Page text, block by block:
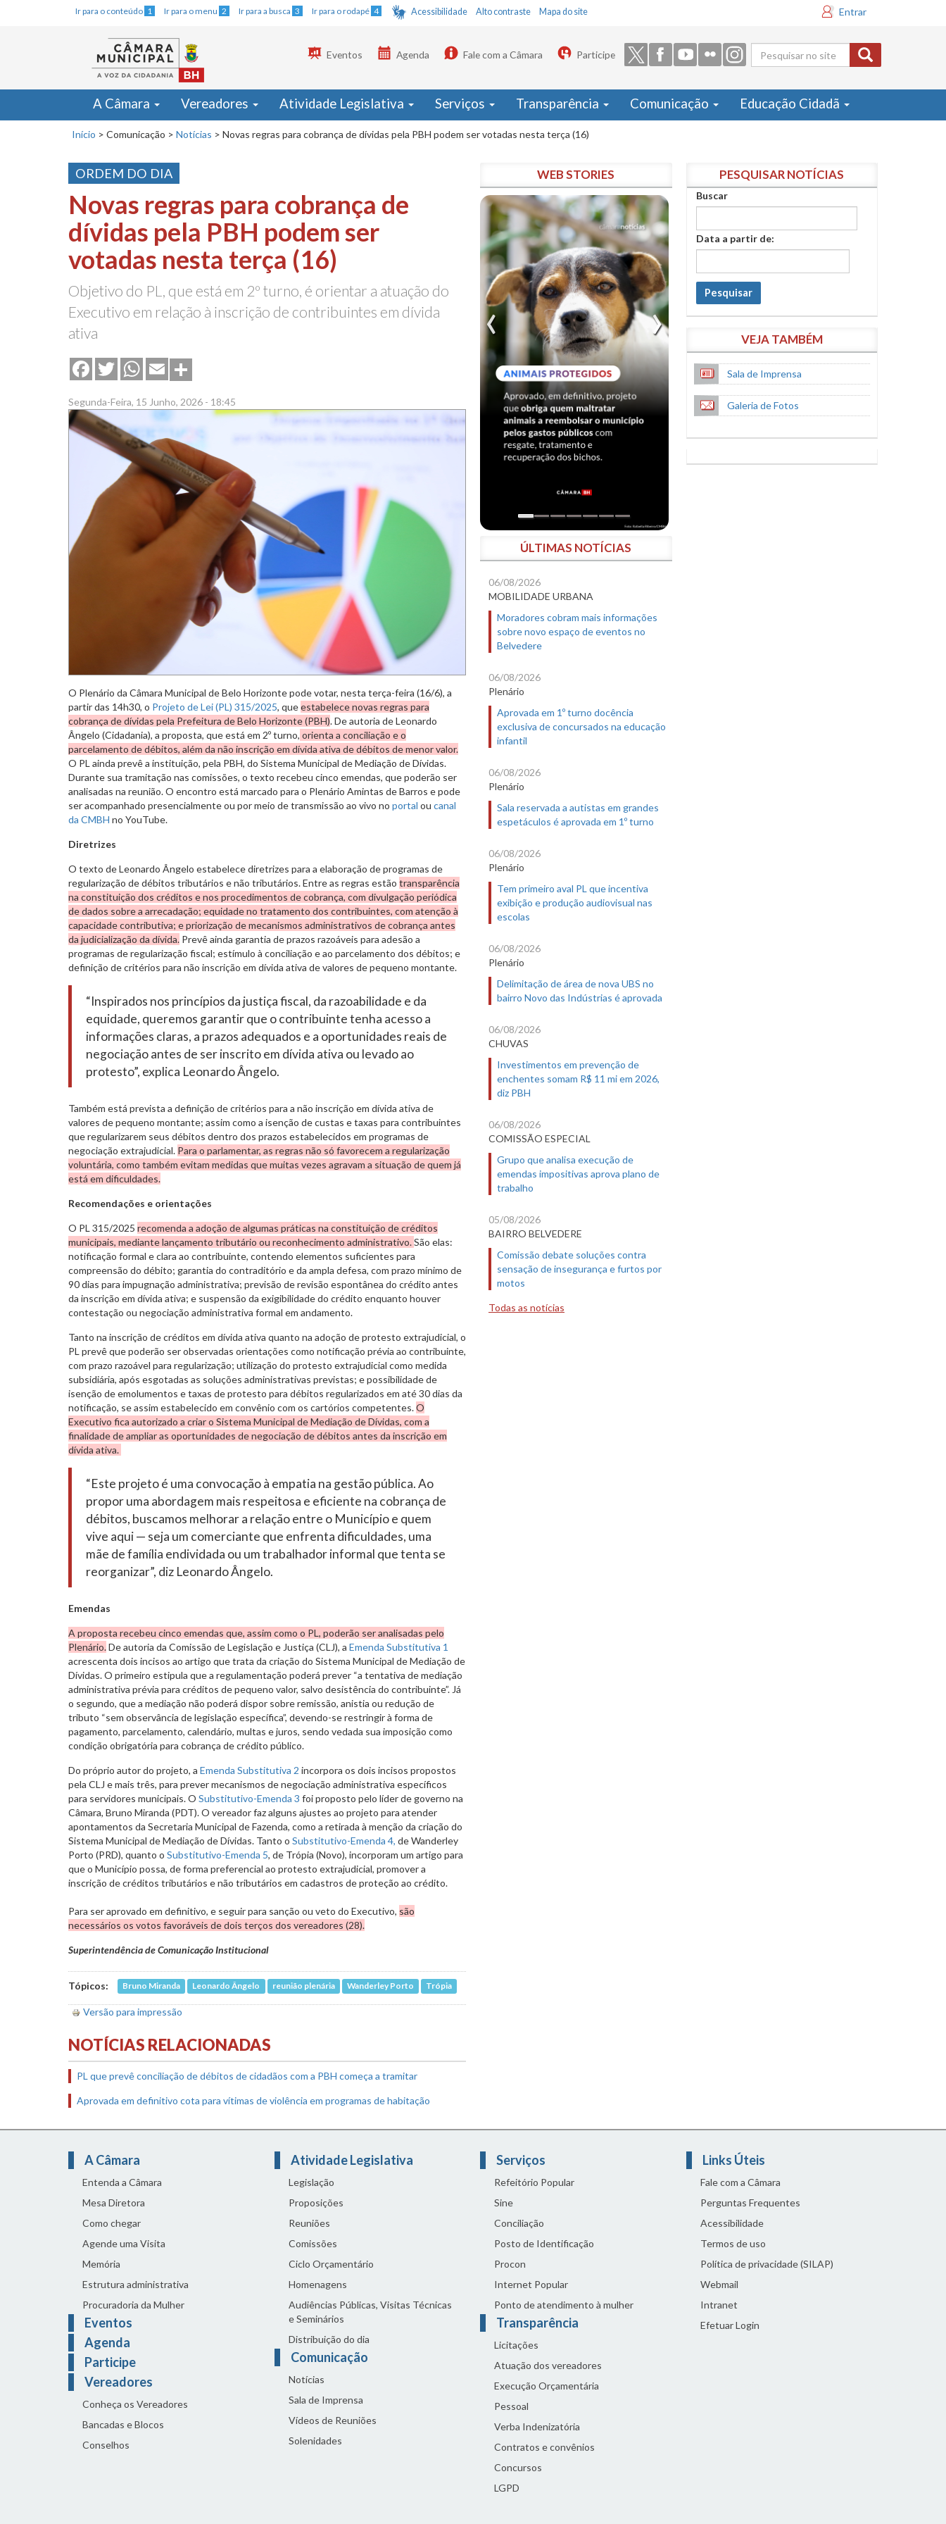
Ir para o conteúdo 1 Ir para o menu 2 Ir para a busca 3 Ir para o rodapé 4 Acessibilidade Alto contraste Mapa do site Entrar
Formulário
de busca
Eventos Agenda Fale com a Câmara Participe
A Câmara Vereadores Atividade Legislativa Serviços Transparência Comunicação Educação Cidadã
Início > Comunicação > Notícias > Novas regras para cobrança de dívidas pela PBH podem ser votadas nesta terça (16)
ORDEM DO DIA
Novas regras para cobrança de
dívidas pela PBH podem ser
votadas nesta terça (16)
Objetivo do PL, que está em 2º turno, é orientar a atuação do
Executivo em relação à inscrição de contribuintes em dívida
ativa
FacebookTwitterWhatsApp
Email
Segunda-Feira, 15 Junho, 2026 - 18:45
O Plenário da Câmara Municipal de Belo Horizonte pode votar, nesta terça-feira (16/6), a
partir das 14h30, o Projeto de Lei (PL) 315/2025, queestabelece novas regras para
cobrança de dívidas pela Prefeitura de Belo Horizonte (PBH). De autoria de Leonardo
Ângelo (Cidadania), a proposta, que está em 2º turno, orienta a conciliação e o
parcelamento de débitos, além da não inscrição em dívida ativa de débitos de menor valor.
O PL ainda prevê a instituição, pela PBH, do Sistema Municipal de Mediação de Dívidas.
Durante sua tramitação nas comissões, o texto recebeu cinco emendas, que poderão ser
analisadas na reunião. O encontro está marcado para o Plenário Amintas de Barros e pode
ser acompanhado presencialmente ou por meio de transmissão ao vivo no portal ou canal
da CMBH no YouTube.
Diretrizes
O texto de Leonardo Ângelo estabelece diretrizes para a elaboração de programas de
regularização de débitos tributários e não tributários. Entre as regras estão transparência
na constituição dos créditos e nos procedimentos de cobrança, com divulgação periódica
de dados sobre a arrecadação; equidade no tratamento dos contribuintes, com atenção à
capacidade contributiva; e priorização de mecanismos administrativos de cobrança antes
da judicialização da dívida. Prevê ainda garantia de prazos razoáveis para adesão a
programas de regularização fiscal; estímulo à conciliação e ao parcelamento dos débitos; e
definição de critérios para não inscrição em dívida ativa de valores de pequeno montante.
“Inspirados nos princípios da justiça fiscal, da razoabilidade e da
equidade, queremos garantir que o contribuinte tenha acesso a
informações claras, a prazos adequados e a oportunidades reais de
negociação antes de ser inscrito em dívida ativa ou levado ao
protesto”, explica Leonardo Ângelo.
Também está prevista a definição de critérios para a não inscrição em dívida ativa de
valores de pequeno montante; assim como a isenção de custas e taxas para contribuintes
que regularizarem seus débitos dentro dos prazos estabelecidos em programas de
negociação extrajudicial. Para o parlamentar, as regras não só favorecem a regularização
voluntária, como também evitam medidas que muitas vezes agravam a situação de quem já
está em dificuldades.
Recomendações e orientações
O PL 315/2025 recomenda a adoção de algumas práticas na constituição de créditos
municipais, mediante lançamento tributário ou reconhecimento administrativo.São elas:
notificação formal e clara ao contribuinte, contendo elementos suficientes para
compreensão do débito; garantia do contraditório e da ampla defesa, com prazo mínimo de
90 dias para impugnação administrativa; previsão de revisão espontânea do crédito antes
da inscrição em dívida ativa; e suspensão da exigibilidade do crédito enquanto houver
contestação ou negociação administrativa formal em andamento.
Tanto na inscrição de créditos em dívida ativa quanto na adoção de protesto extrajudicial, o
PL prevê que poderão ser observadas orientações como notificação prévia ao contribuinte,
com prazo razoável para regularização; utilização do protesto extrajudicial como medida
subsidiária, após esgotadas as soluções administrativas previstas; e possibilidade de
isenção de emolumentos e taxas de protesto para débitos regularizados em até 30 dias da
notificação, se assim estabelecido em convênio com os cartórios competentes.O
Executivo fica autorizado a criar o Sistema Municipal de Mediação de Dívidas, com a
finalidade de ampliar as oportunidades de negociação de débitos antes da inscrição em
dívida ativa.
“Este projeto é uma convocação à empatia na gestão pública. Ao
propor uma abordagem mais respeitosa e eficiente na cobrança de
débitos, buscamos melhorar a relação entre o Município e quem
vive aqui — seja um comerciante que enfrenta dificuldades, uma
mãe de família endividada ou um trabalhador informal que tenta se
reorganizar”, diz Leonardo Ângelo.
Emendas
A proposta recebeu cinco emendas que, assim como o PL, poderão ser analisadas pelo
Plenário.De autoria da Comissão de Legislação e Justiça (CLJ), a Emenda Substitutiva 1
acrescenta dois incisos ao artigo que trata da criação do Sistema Municipal de Mediação de
Dívidas. O primeiro estipula que a regulamentação poderá prever “a tentativa de mediação
administrativa prévia para créditos de pequeno valor, salvo desistência do contribuinte”. Já
o segundo, que a mediação não poderá dispor sobre remissão, anistia ou redução de
tributo “sem observância de legislação específica”, devendo-se restringir à forma de
pagamento, parcelamento, calendário, multas e juros, sendo vedada sua imposição como
condição obrigatória para cobrança de crédito público.
Do próprio autor do projeto, a Emenda Substitutiva 2 incorpora os dois incisos propostos
pela CLJ e mais três, para prever mecanismos de negociação administrativa específicos
para servidores municipais. O Substitutivo-Emenda 3 foi proposto pelo líder de governo na
Câmara, Bruno Miranda (PDT). O vereador faz alguns ajustes ao projeto para atender
apontamentos da Secretaria Municipal de Fazenda, como a retirada à menção da criação do
Sistema Municipal de Mediação de Dívidas. Tanto o Substitutivo-Emenda 4, de Wanderley
Porto (PRD), quanto o Substitutivo-Emenda 5, de Trópia (Novo), incorporam um artigo para
que o Município possa, de forma preferencial ao protesto extrajudicial, promover a
inscrição de créditos tributários e não tributários em cadastros de proteção ao crédito.
Para ser aprovado em definitivo, e seguir para sanção ou veto do Executivo, são
necessários os votos favoráveis de dois terços dos vereadores (28).
Superintendência de Comunicação Institucional
Tópicos: Bruno Miranda Leonardo Ângelo reunião plenária Wanderley Porto Trópia
Versão para impressão
NOTÍCIAS RELACIONADAS
PL que prevê conciliação de débitos de cidadãos com a PBH começa a tramitar
Aprovada em definitivo cota para vítimas de violência em programas de habitação
WEB STORIES
ÚLTIMAS NOTÍCIAS
06/08/2026
MOBILIDADE URBANA
Moradores cobram mais informações
sobre novo espaço de eventos no
Belvedere
06/08/2026
Plenário
Aprovada em 1º turno docência
exclusiva de concursados na educação
infantil
06/08/2026
Plenário
Sala reservada a autistas em grandes
espetáculos é aprovada em 1º turno
06/08/2026
Plenário
Tem primeiro aval PL que incentiva
exibição e produção audiovisual nas
escolas
06/08/2026
Plenário
Delimitação de área de nova UBS no
bairro Novo das Indústrias é aprovada
06/08/2026
CHUVAS
Investimentos em prevenção de
enchentes somam R$ 11 mi em 2026,
diz PBH
06/08/2026
COMISSÃO ESPECIAL
Grupo que analisa execução de
emendas impositivas aprova plano de
trabalho
05/08/2026
BAIRRO BELVEDERE
Comissão debate soluções contra
sensação de insegurança e furtos por
motos
Todas as notícias
PESQUISAR NOTÍCIAS
Buscar
Data a partir de:
Pesquisar
VEJA TAMBÉM
Sala de Imprensa
Galeria de Fotos
A Câmara
Entenda a Câmara
Mesa Diretora
Como chegar
Agende uma Visita
Memória
Estrutura administrativa
Procuradoria da Mulher
Eventos
Agenda
Participe
Vereadores
Conheça os Vereadores
Bancadas e Blocos
Conselhos
Atividade Legislativa
Legislação
Proposições
Reuniões
Comissões
Ciclo Orçamentário
Homenagens
Audiências Públicas, Visitas Técnicas
e Seminários
Distribuição do dia
Comunicação
Notícias
Sala de Imprensa
Vídeos de Reuniões
Solenidades
Serviços
Refeitório Popular
Sine
Conciliação
Posto de Identificação
Procon
Internet Popular
Ponto de atendimento à mulher
Transparência
Licitações
Atuação dos vereadores
Execução Orçamentária
Pessoal
Verba Indenizatória
Contratos e convênios
Concursos
LGPD
Links Úteis
Fale com a Câmara
Perguntas Frequentes
Acessibilidade
Termos de uso
Política de privacidade (SILAP)
Webmail
Intranet
Efetuar Login